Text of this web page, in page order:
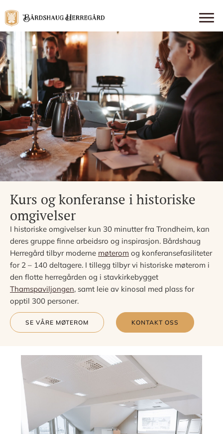
Kurs og konferanse i historiske
omgivelser
I historiske omgivelser kun 30 minutter fra Trondheim, kan
deres gruppe finne arbeidsro og inspirasjon. Bårdshaug
Herregård tilbyr moderne møterom og konferansefasiliteter
for 2 – 140 deltagere. I tillegg tilbyr vi historiske møterom i
den flotte herregården og i stavkirkebygget
Thamspaviljongen, samt leie av kinosal med plass for
opptil 300 personer.
SE VÅRE MØTEROM KONTAKT OSS